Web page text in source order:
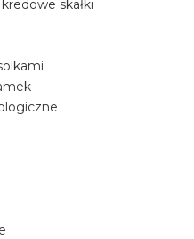
skałki